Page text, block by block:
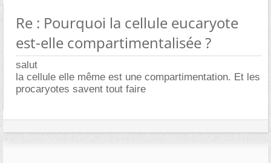
Re : Pourquoi la cellule eucaryote
est-elle compartimentalisée ?
salut
la cellule elle même est une compartimentation. Et les
procaryotes savent tout faire